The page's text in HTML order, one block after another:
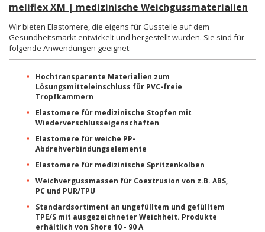
meliflex XM | medizinische Weichgussmaterialien
Wir bieten Elastomere, die eigens für Gussteile auf dem
Gesundheitsmarkt entwickelt und hergestellt wurden. Sie sind für
folgende Anwendungen geeignet:
Hochtransparente Materialien zum
Lösungsmitteleinschluss für PVC-freie
Tropfkammern
Elastomere für medizinische Stopfen mit
Wiederverschlusseigenschaften
Elastomere für weiche PP-
Abdrehverbindungselemente
Elastomere für medizinische Spritzenkolben
Weichvergussmassen für Coextrusion von z.B. ABS,
PC und PUR/TPU
Standardsortiment an ungefülltem und gefülltem
TPE/S mit ausgezeichneter Weichheit. Produkte
erhältlich von Shore 10 - 90 A